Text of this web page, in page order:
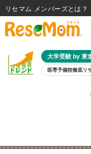
大学受験 by 東
医専予備校徹底リ
8月
リセマム メンバーズ